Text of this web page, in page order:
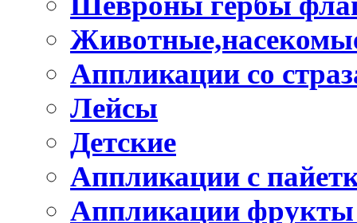
Аппликации со
Лейсы
Детские
Аппликации с
Аппликации